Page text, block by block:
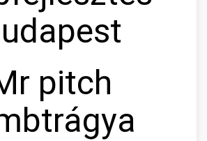
pitch